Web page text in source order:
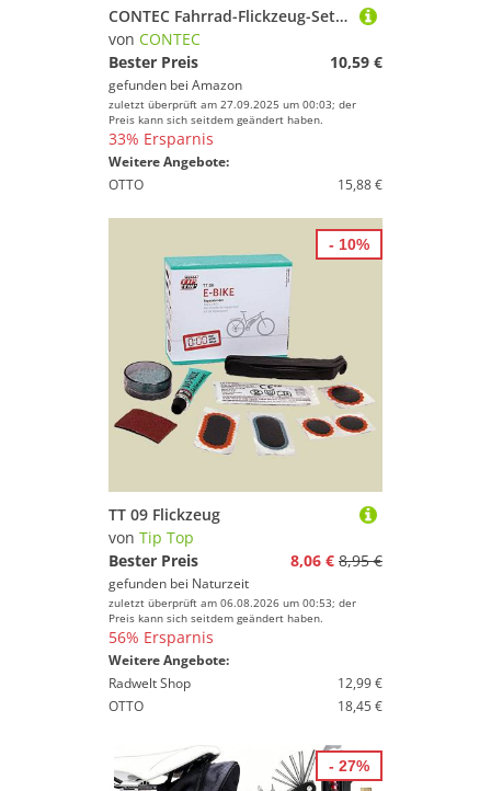
CONTEC Fahrrad-Flickzeug-Set Patch.it, Flickset für Reifen & Schlauch, Reparatur, Reparaturset, Selbstklebend, Reifenheber Pannen Hilfe für unterwegs
von CONTEC
Bester Preis
10,59 €
gefunden bei Amazon
zuletzt überprüft am 27.09.2025 um 00:03; der
Preis kann sich seitdem geändert haben.
33% Ersparnis
Weitere Angebote:
OTTO
15,88 €
TT 09 Flickzeug
von Tip Top
Bester Preis
8,06 € 8,95 €
gefunden bei Naturzeit
zuletzt überprüft am 06.08.2026 um 00:53; der
Preis kann sich seitdem geändert haben.
56% Ersparnis
Weitere Angebote:
Radwelt Shop
12,99 €
OTTO
18,45 €
- 10%
- 27%